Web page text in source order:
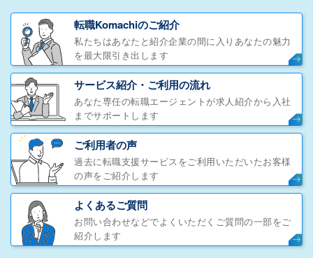
転職Komachiのご紹介
私たちはあなたと紹介企業の間に入りあなたの魅力
を最大限引き出します
サービス紹介・ご利用の流れ
あなた専任の転職エージェントが求人紹介から入社
までサポートします
ご利用者の声
過去に転職支援サービスをご利用いただいたお客様
の声をご紹介します
よくあるご質問
お問い合わせなどでよくいただくご質問の一部をご
紹介します